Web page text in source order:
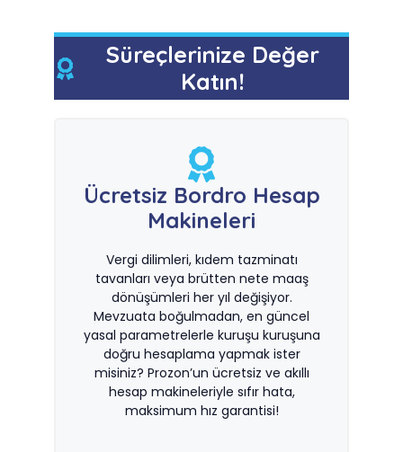
Süreçlerinize Değer
Katın!
Ücretsiz Bordro Hesap
Makineleri
Vergi dilimleri, kıdem tazminatı
tavanları veya brütten nete maaş
dönüşümleri her yıl değişiyor.
Mevzuata boğulmadan, en güncel
yasal parametrelerle kuruşu kuruşuna
doğru hesaplama yapmak ister
misiniz? Prozon’un ücretsiz ve akıllı
hesap makineleriyle sıfır hata,
maksimum hız garantisi!